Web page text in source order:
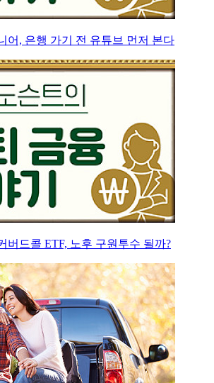
어, 은행 가기 전 유튜브 먼저 본다
버드콜 ETF, 노후 구원투수 될까?